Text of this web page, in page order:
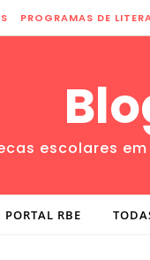
PROGRAMAS DE
escolares
PORTAL RBE